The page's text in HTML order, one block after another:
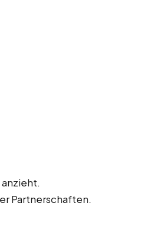
Partnerschaften.